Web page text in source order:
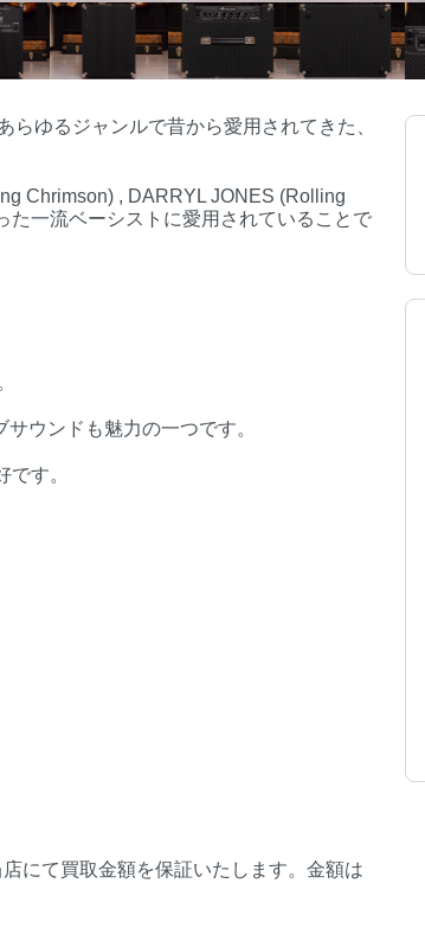
ゆるジャンルで昔から愛用されてきた、
Chrimson) , DARRYL JONES (Rolling
た一流ベーシストに愛用されていることで
ウンドも魅力の一つです。
す。
にて買取金額を保証いたします。金額は